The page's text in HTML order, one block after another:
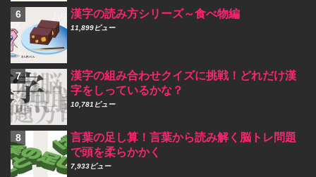
漢字の読み方シリーズ～食べ物編
11,899ビュー
漢字の組み合わせクイズに挑戦！どれだけ漢
字をしっているかな？
10,781ビュー
言葉の足し算！言葉から読み解く脳トレ問題
で頭を柔らかかく
7,933ビュー